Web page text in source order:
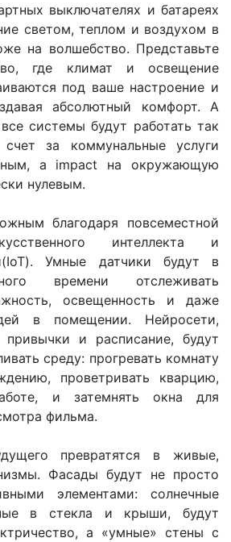
выключателях и батареях
светом, теплом и воздухом в
на волшебство. Представьте
где климат и освещение
под ваше настроение и
абсолютный комфорт. А
системы будут работать так
за коммунальные услуги
а impact на окружающую
нулевым.
благодаря повсеместной
интеллекта и
Умные датчики будут в
времени отслеживать
освещенность и даже
в помещении. Нейросети,
и расписание, будут
среду: прогревать комнату
проветривать кварцию,
и затемнять окна для
фильма.
превратятся в живые,
Фасады будут не просто
элементами: солнечные
в стекла и крыши, будут
а «умные» стены с